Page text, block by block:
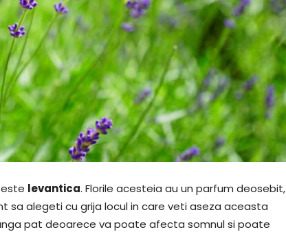
levantica. Florile acesteia au un parfum deosebit,
alegeti cu grija locul in care veti aseza aceasta
pat deoarece va poate afecta somnul si poate